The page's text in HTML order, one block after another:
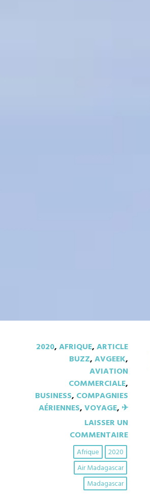
2020,AFRIQUE,ARTICLE
BUZZ,AVGEEK,
AVIATION
COMMERCIALE,
BUSINESS, COMPAGNIES
AÉRIENNES,VOYAGE, ✈︎
LAISSER UN
COMMENTAIRE
2020
Afrique
Air Madagascar
Madagascar